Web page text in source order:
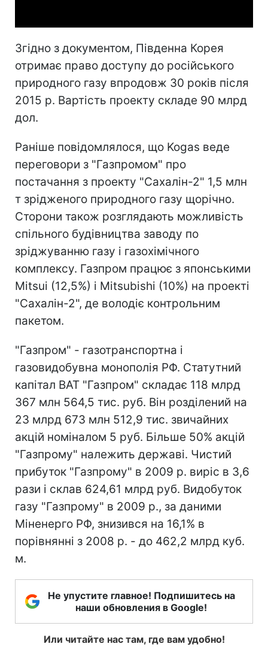
Згідно з документом, Південна Корея
отримає право доступу до російського
природного газу впродовж 30 років після
2015 р. Вартість проекту складе 90 млрд
дол.
Раніше повідомлялося, що Kogas веде
переговори з "Газпромом" про
постачання з проекту "Сахалін-2" 1,5 млн
т зрідженого природного газу щорічно.
Сторони також розглядають можливість
спільного будівництва заводу по
зріджуванню газу і газохімічного
комплексу. Газпром працює з японськими
Mitsui (12,5%) і Mitsubishi (10%) на проекті
"Сахалін-2", де володіє контрольним
пакетом.
"Газпром" - газотранспортна і
газовидобувна монополія РФ. Статутний
капітал ВАТ "Газпром" складає 118 млрд
367 млн 564,5 тис. руб. Він розділений на
23 млрд 673 млн 512,9 тис. звичайних
акцій номіналом 5 руб. Більше 50% акцій
"Газпрому" належить державі. Чистий
прибуток "Газпрому" в 2009 р. виріс в 3,6
рази і склав 624,61 млрд руб. Видобуток
газу "Газпрому" в 2009 р., за даними
Міненерго РФ, знизився на 16,1% в
порівнянні з 2008 р. - до 462,2 млрд куб.
м.
Не упустите главное! Подпишитесь на
наши обновления в Google!
Или читайте нас там, где вам удобно!